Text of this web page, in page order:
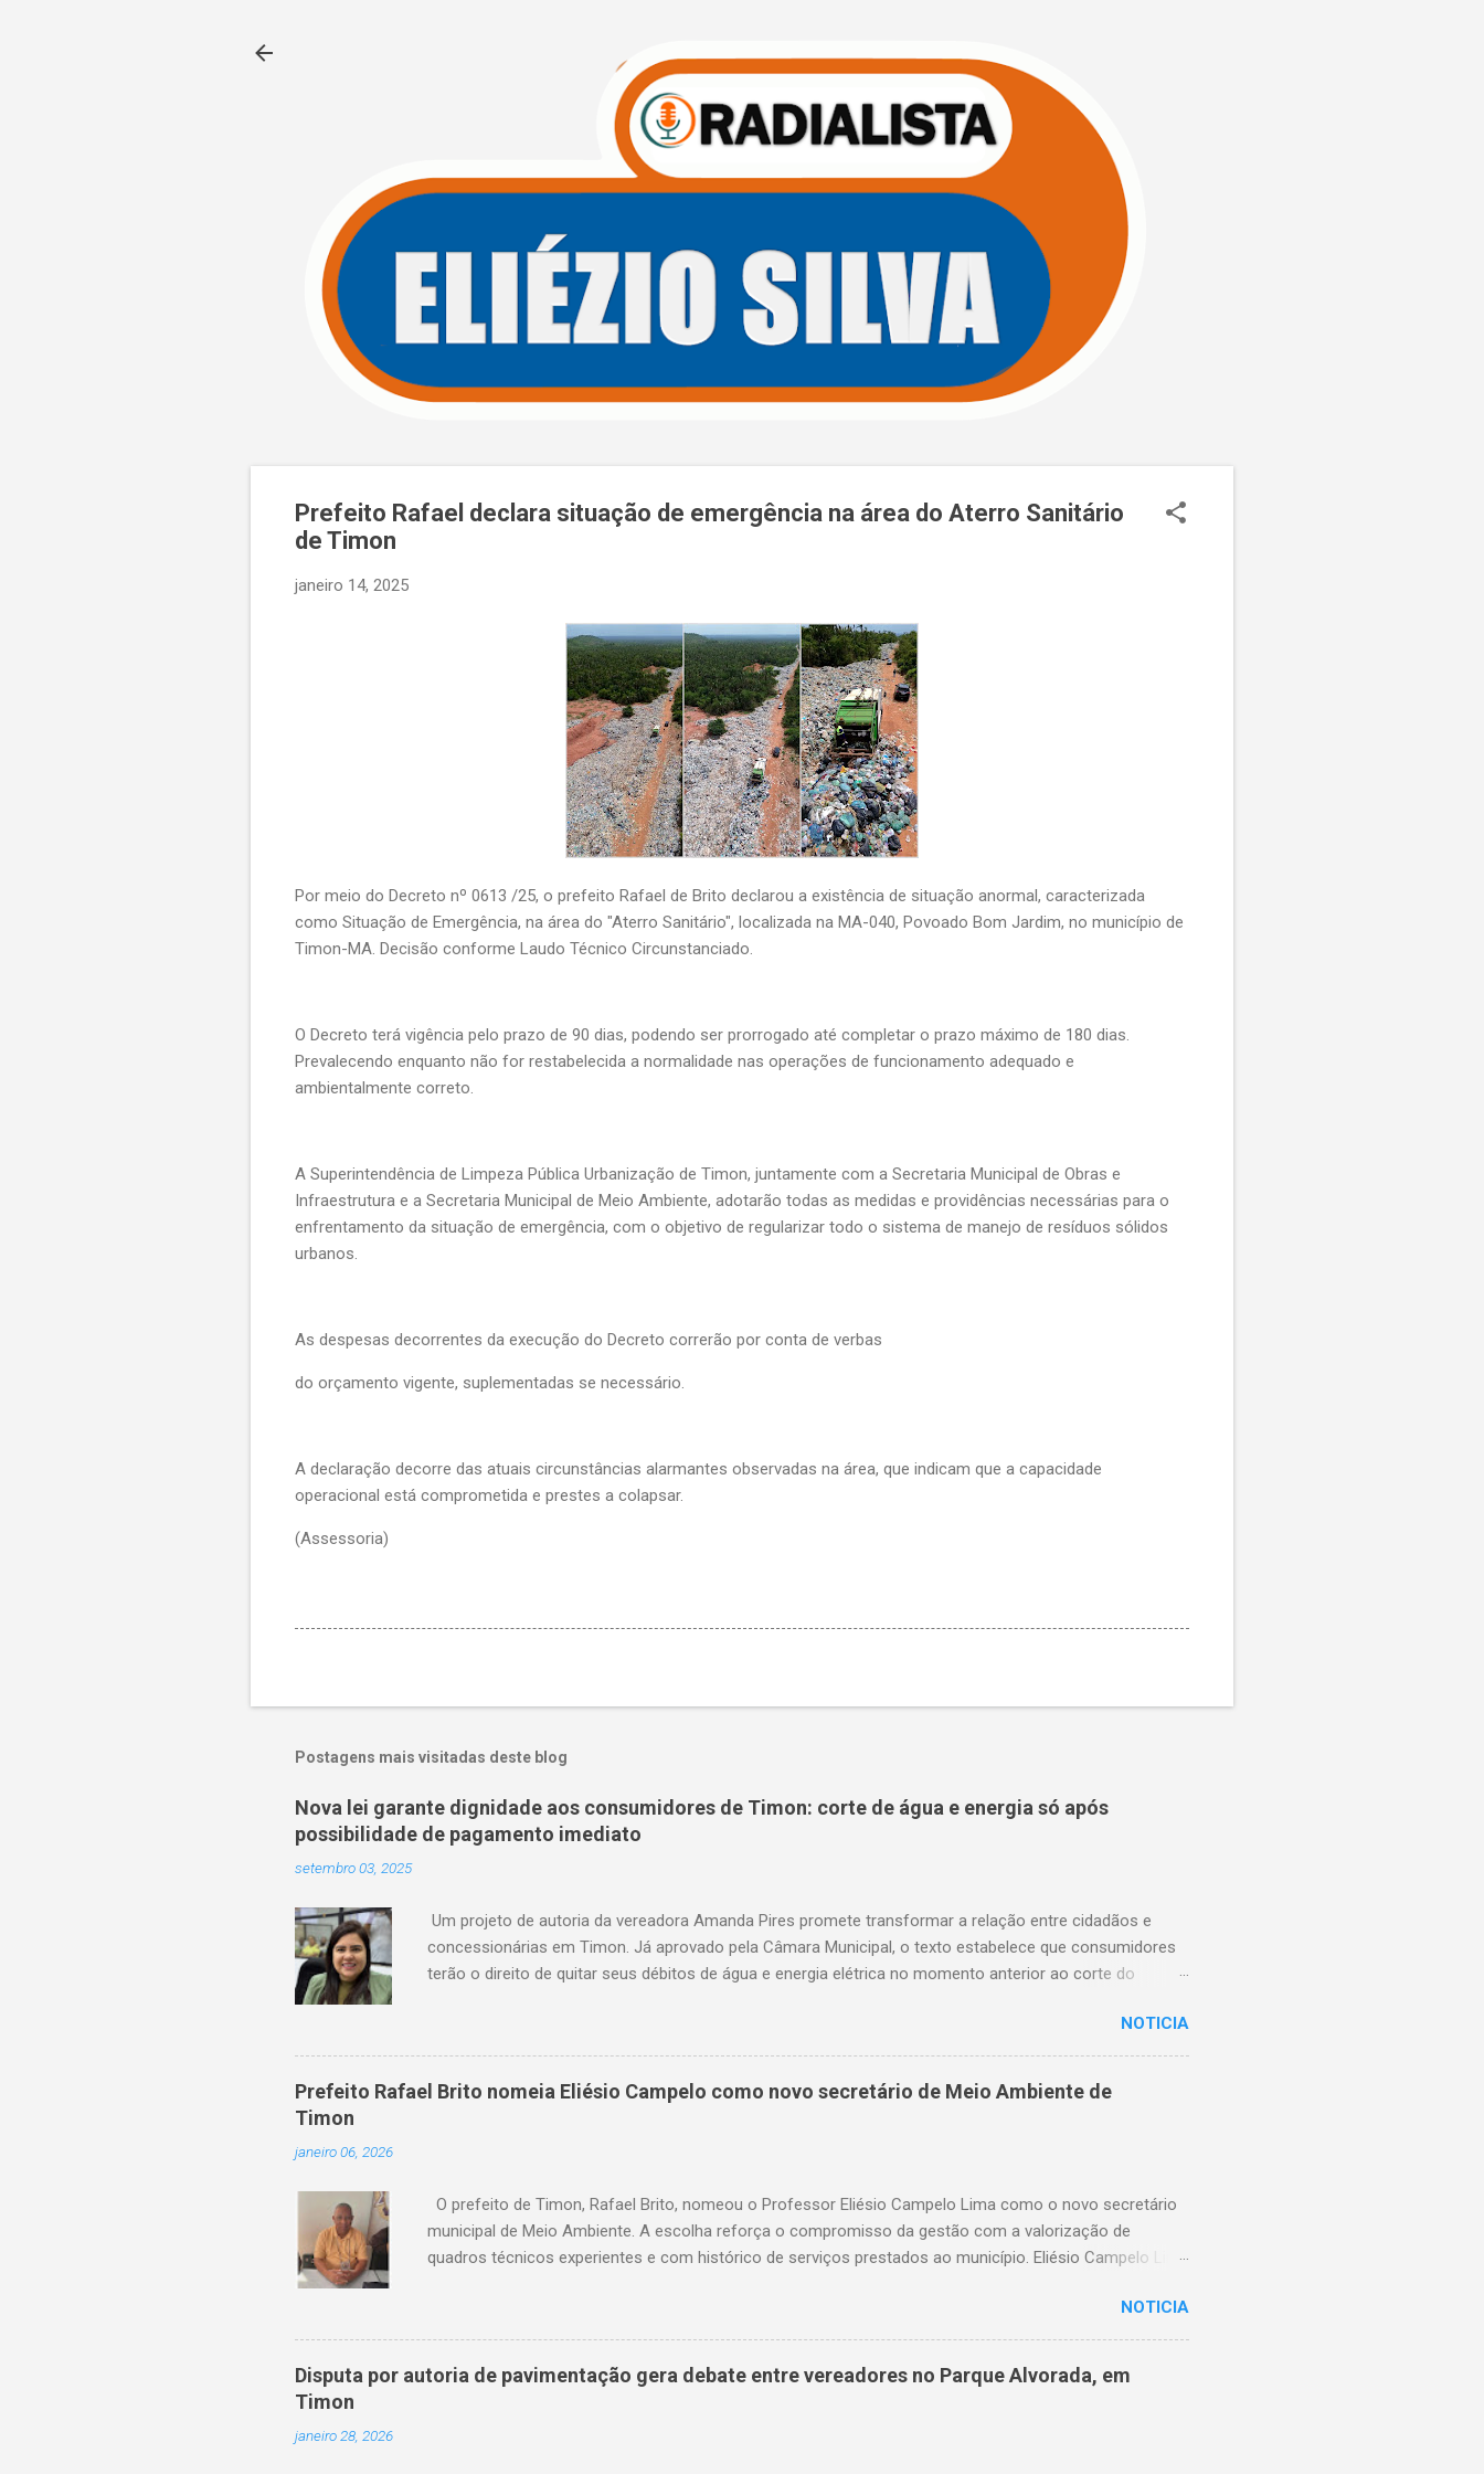
Prefeito Rafael declara situação de emergência na área do Aterro Sanitário
de Timon
janeiro 14, 2025
Por meio do Decreto nº 0613 /25, o prefeito Rafael de Brito declarou a existência de situação anormal, caracterizada
como Situação de Emergência, na área do "Aterro Sanitário", localizada na MA-040, Povoado Bom Jardim, no município de
Timon-MA. Decisão conforme Laudo Técnico Circunstanciado.
O Decreto terá vigência pelo prazo de 90 dias, podendo ser prorrogado até completar o prazo máximo de 180 dias.
Prevalecendo enquanto não for restabelecida a normalidade nas operações de funcionamento adequado e
ambientalmente correto.
A Superintendência de Limpeza Pública Urbanização de Timon, juntamente com a Secretaria Municipal de Obras e
Infraestrutura e a Secretaria Municipal de Meio Ambiente, adotarão todas as medidas e providências necessárias para o
enfrentamento da situação de emergência, com o objetivo de regularizar todo o sistema de manejo de resíduos sólidos
urbanos.
As despesas decorrentes da execução do Decreto correrão por conta de verbas
do orçamento vigente, suplementadas se necessário.
A declaração decorre das atuais circunstâncias alarmantes observadas na área, que indicam que a capacidade
operacional está comprometida e prestes a colapsar.
(Assessoria)
Postagens mais visitadas deste blog
Nova lei garante dignidade aos consumidores de Timon: corte de água e energia só após
possibilidade de pagamento imediato
setembro 03, 2025
Um projeto de autoria da vereadora Amanda Pires promete transformar a relação entre cidadãos e
concessionárias em Timon. Já aprovado pela Câmara Municipal, o texto estabelece que consumidores
terão o direito de quitar seus débitos de água e energia elétrica no momento anterior ao corte do
de atraso. A medida chega em um momento em que milhares de timonenses enfrentam dificuldades
financeiras e, muitas vezes, veem-se surpreendidos pelo corte abrupto do fornecimento. A nova lei,
agora aguardando a sanção do prefeito, representa um avanço significativo na proteção dos usuários.
“Os usuários dos serviços de água e luz ganharam uma nova ferramenta, possibilitando, no momento
NOTICIA
Prefeito Rafael Brito nomeia Eliésio Campelo como novo secretário de Meio Ambiente de
Timon
janeiro 06, 2026
O prefeito de Timon, Rafael Brito, nomeou o Professor Eliésio Campelo Lima como o novo secretário
municipal de Meio Ambiente. A escolha reforça o compromisso da gestão com a valorização de
quadros técnicos experientes e com histórico de serviços prestados ao município. Eliésio Campelo Lima
de sua carreira, ocupou cargos estratégicos tanto no Maranhão quanto no Piauí, sempre com atuação
reconhecida pela capacidade administrativa e pelo diálogo institucional. Entre as funções exercidas,
destaca-se o período em que foi gestor da Unidade Regional de Educação (URE) de Timon, quando
esteve à frente da coordenação das políticas educacionais estaduais na região, contribuindo para a
NOTICIA
Disputa por autoria de pavimentação gera debate entre vereadores no Parque Alvorada, em
Timon
janeiro 28, 2026